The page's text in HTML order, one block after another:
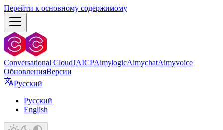
Перейти к основному содержимому
Conversational CloudJAICPAimylogicAimychatAimyvoice
ОбновленияВерсии
Русский
Русский
English